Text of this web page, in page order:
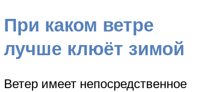
При каком ветре
лучше клюёт зимой
Ветер имеет непосредственное